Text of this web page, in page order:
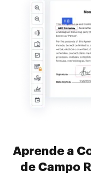
Aprende a
de Campo